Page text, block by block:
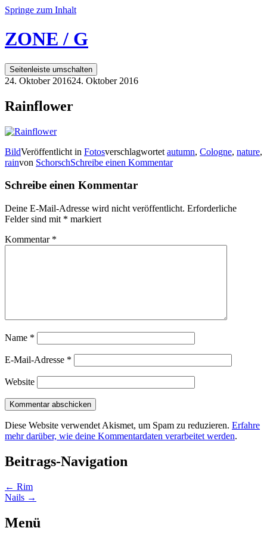
Springe zum Inhalt
ZONE / G
Seitenleiste umschalten
24. Oktober 201624. Oktober 2016
Rainflower
BildVeröffentlicht in Fotosverschlagwortet autumn, Cologne, nature,
rainvon SchorschSchreibe einen Kommentar
Schreibe einen Kommentar
Deine E-Mail-Adresse wird nicht veröffentlicht. Erforderliche
Felder sind mit * markiert
Kommentar *
Name *
E-Mail-Adresse *
Website
Diese Website verwendet Akismet, um Spam zu reduzieren. Erfahre
mehr darüber, wie deine Kommentardaten verarbeitet werden.
Beitrags-Navigation
← Rim
Nails →
Menü